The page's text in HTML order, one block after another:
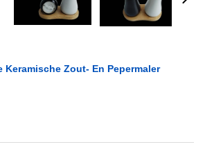
Keramische Zout- En Pepermaler